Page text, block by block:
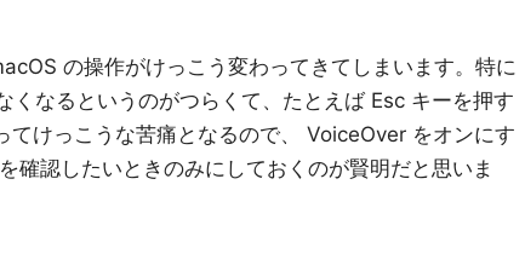
の操作がけっこう変わってきてしまいます。特に
くなるというのがつらくて、たとえば Esc キーを押す
けっこうな苦痛となるので、 VoiceOver をオンにす
確認したいときのみにしておくのが賢明だと思いま